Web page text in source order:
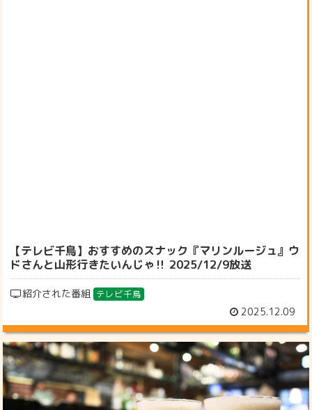
【テレビ千鳥】おすすめのスナック『マリンルージュ』ウ
ドさんと山形行きたいんじゃ‼ 2025/12/9放送
紹介された番組 テレビ千鳥
2025.12.09